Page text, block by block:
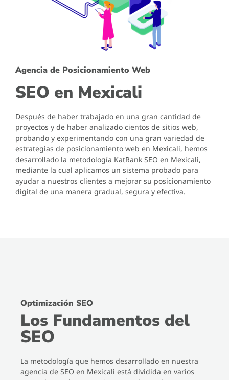
Agencia de Posicionamiento Web
SEO en Mexicali
Después de haber trabajado en una gran cantidad de
proyectos y de haber analizado cientos de sitios web,
probando y experimentando con una gran variedad de
estrategias de posicionamiento web en Mexicali, hemos
desarrollado la metodología KatRank SEO en Mexicali,
mediante la cual aplicamos un sistema probado para
ayudar a nuestros clientes a mejorar su posicionamiento
digital de una manera gradual, segura y efectiva.
Optimización SEO
Los Fundamentos del
SEO
La metodología que hemos desarrollado en nuestra
agencia de SEO en Mexicali está dividida en varios